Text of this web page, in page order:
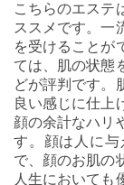
こちらのエステ
ススメです。一
を受けることが
ては、肌の状態
どが評判です。
良い感じに仕上
顔の余計なハリ
す。顔は人に
で、顔のお肌の
人生においても